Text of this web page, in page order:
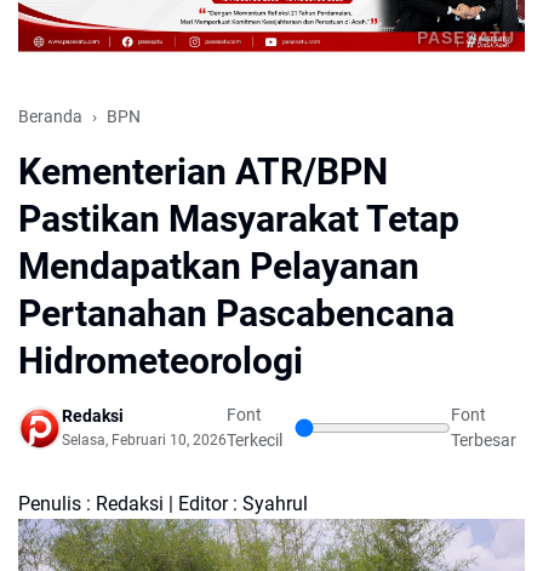
PASESATU
Beranda BPN
Kementerian ATR/BPN
Pastikan Masyarakat Tetap
Mendapatkan Pelayanan
Pertanahan Pascabencana
Hidrometeorologi
Redaksi
Selasa, Februari 10, 2026
Font
Terkecil
Font
Terbesar
Penulis : Redaksi | Editor : Syahrul